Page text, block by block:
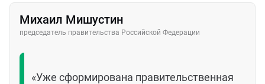
Михаил Мишустин
председатель правительства Российской Федерации
«Уже сформирована правительственная